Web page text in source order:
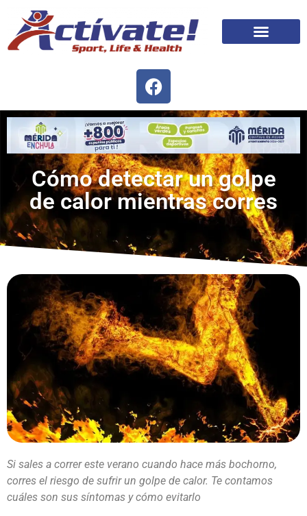
Cómo detectar un golpe
de calor mientras corres
Si sales a correr este verano cuando hace más bochorno,
corres el riesgo de sufrir un golpe de calor. Te contamos
cuáles son sus síntomas y cómo evitarlo